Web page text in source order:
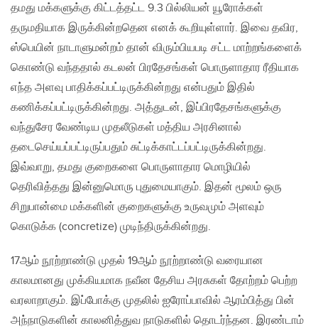
தமது மக்களுக்கு கிட்டத்தட்ட 9.3 பில்லியன் யூரோக்கள்
தருமதியாக இருக்கின்றதென எனக் கூறியுள்ளார். இவை தவிர,
ஸ்பெயின் நாடாளுமன்றம் தான் விரும்பியபடி சட்ட மாற்றங்களைக்
கொண்டு வந்ததால் கடலன் பிரதேசங்கள் பொருளாதார ரீதியாக
எந்த அளவு பாதிக்கப்பட்டிருக்கின்றது என்பதும் இதில்
கணிக்கப்பட்டிருக்கின்றது. அத்துடன், இப்பிரதேசங்களுக்கு
வந்துசேர வேண்டிய முதலீடுகள் மத்திய அரசினால்
தடைசெய்யப்பட்டிருப்பதும் சுட்டிக்காட்டப்பட்டிருக்கின்றது.
இவ்வாறு, தமது குறைகளை பொருளாதார மொழியில்
தெரிவித்தது இன்னுமொரு புதுமையாகும். இதன் மூலம் ஒரு
சிறுபான்மை மக்களின் குறைகளுக்கு உருவமும் அளவும்
கொடுக்க (concretize) முடிந்திருக்கின்றது.
17ஆம் நூற்றாண்டு முதல் 19ஆம் நூற்றாண்டு வரையான
காலமானது முக்கியமாக நவீன தேசிய அரசுகள் தோற்றம் பெற்ற
வரலாறாகும். இப்போக்கு முதலில் ஐரோப்பாவில் ஆரம்பித்து பின்
அந்நாடுகளின் காலனித்துவ நாடுகளில் தொடர்ந்தன. இரண்டாம்